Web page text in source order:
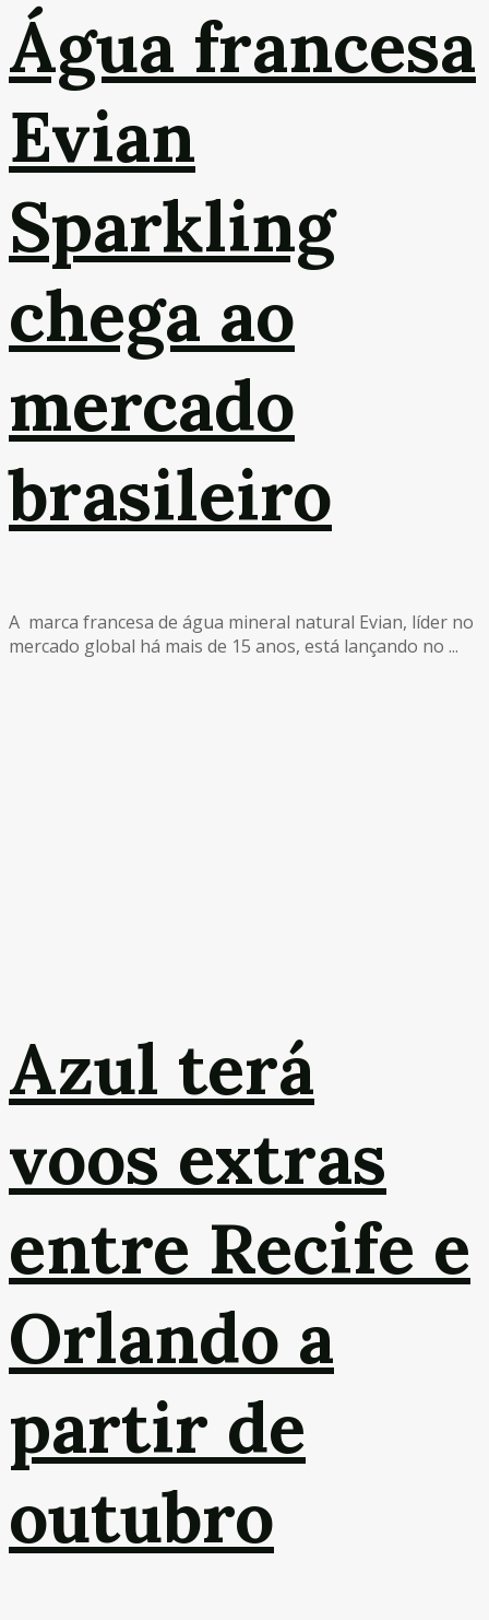
Água francesa
Evian
Sparkling
chega ao
mercado
brasileiro
A marca francesa de água mineral natural Evian, líder no
mercado global há mais de 15 anos, está lançando no ...
Azul terá
voos extras
entre Recife e
Orlando a
partir de
outubro